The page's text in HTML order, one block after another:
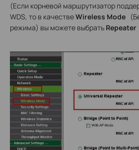
(Если корневой маршрутизатор
WDS, то в качествеWireless Mode
режима) вы можете выбрать Repeater